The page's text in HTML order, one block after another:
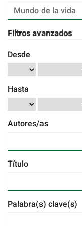
Buscar
artículos
por
Filtros avanzados
Desde
Hasta
Autores/as
Título
Palabra(s) clave(s)